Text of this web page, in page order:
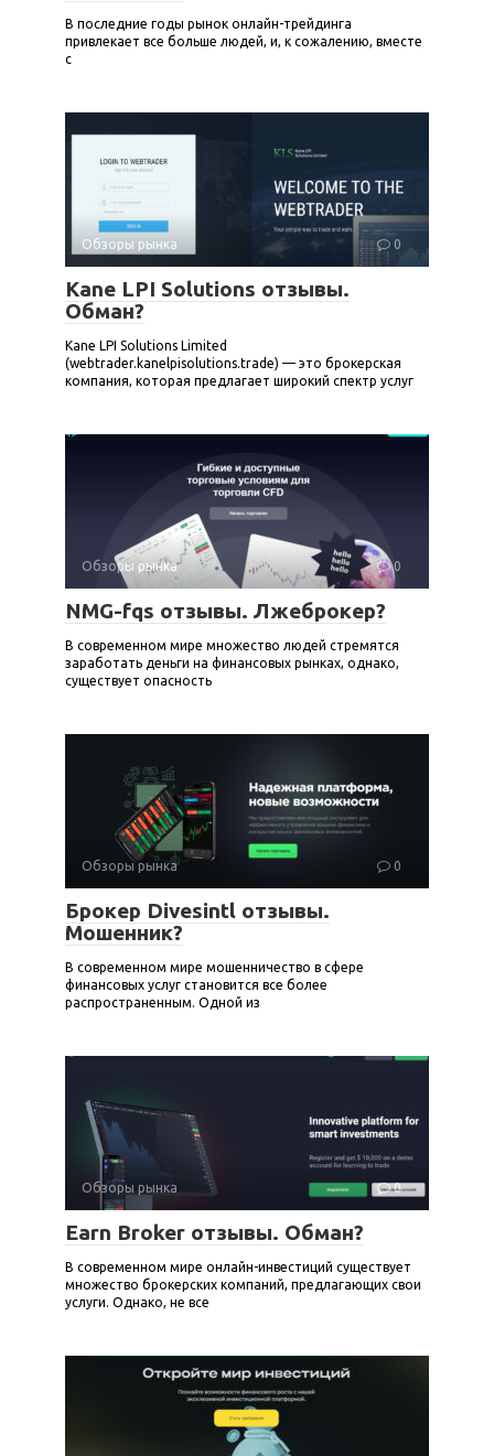
В последние годы рынок онлайн-трейдинга
привлекает все больше людей, и, к сожалению, вместе
с
Обзоры рынка 0
Kane LPI Solutions отзывы.
Обман?
Kane LPI Solutions Limited
(webtrader.kanelpisolutions.trade) — это брокерская
компания, которая предлагает широкий спектр услуг
Обзоры рынка 0
NMG-fqs отзывы. Лжеброкер?
В современном мире множество людей стремятся
заработать деньги на финансовых рынках, однако,
существует опасность
Обзоры рынка 0
Брокер Divesintl отзывы.
Мошенник?
В современном мире мошенничество в сфере
финансовых услуг становится все более
распространенным. Одной из
Обзоры рынка 0
Earn Broker отзывы. Обман?
В современном мире онлайн-инвестиций существует
множество брокерских компаний, предлагающих свои
услуги. Однако, не все